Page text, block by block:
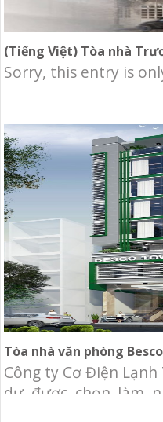
(Tiếng Việt) Tòa nhà
Sorry, this entry is
Tòa nhà văn phòng Besco
Công ty Cơ Điện Lạnh
dự được chọn làm